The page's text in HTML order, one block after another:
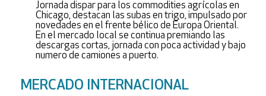
Jornada dispar para los commodities agrícolas en
Chicago, destacan las subas en trigo, impulsado por
novedades en el frente bélico de Europa Oriental.
En el mercado local se continua premiando las
descargas cortas, jornada con poca actividad y bajo
numero de camiones a puerto.
MERCADO INTERNACIONAL